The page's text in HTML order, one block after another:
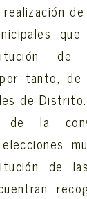
que
de
tanto, de
de Distrito.
de la
de